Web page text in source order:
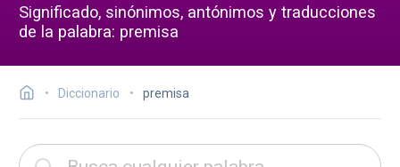
Significado, sinónimos, antónimos y traducciones
de la palabra: premisa
Diccionario premisa